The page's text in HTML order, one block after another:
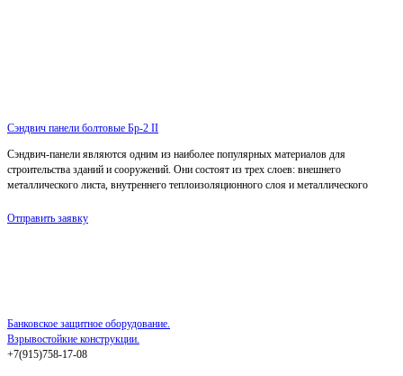
Сэндвич панели болтовые Бр-2 II
Сэндвич-панели являются одним из наиболее популярных материалов для
строительства зданий и сооружений. Они состоят из трех слоев: внешнего
металлического листа, внутреннего теплоизоляционного слоя и металлического
Отправить заявку
Банковское защитное оборудование.
Взрывостойкие конструкции.
+7(915)758-17-08